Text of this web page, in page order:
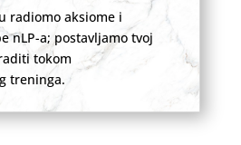
radiomo aksiome i
nLP-a; postavljamo tvoj
tokom
treninga.